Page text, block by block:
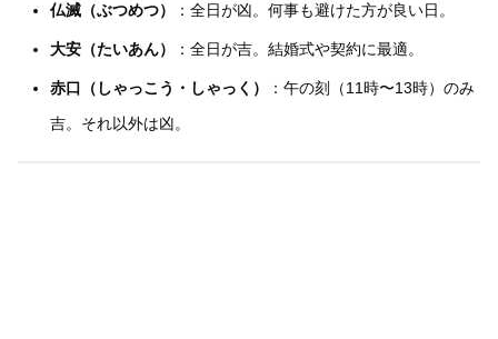
仏滅（ぶつめつ） ：全日が凶。何事も避けた方が良い日。
大安（たいあん） ：全日が吉。結婚式や契約に最適。
赤口（しゃっこう・しゃっく）
：午の刻（11時〜13時）のみ
吉。それ以外は凶。